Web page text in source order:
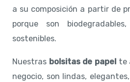
a su composición a partir de
porque son
sostenibles.
Nuestras bolsitas de papel te
negocio, son lindas,